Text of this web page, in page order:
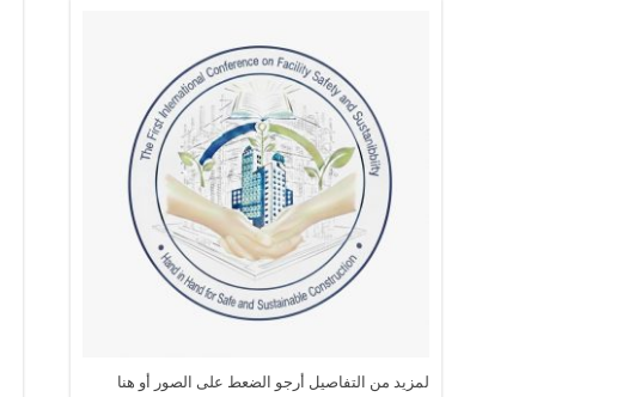
لمزيد من التفاصيل أرجو الضعط على الصور أو هنا